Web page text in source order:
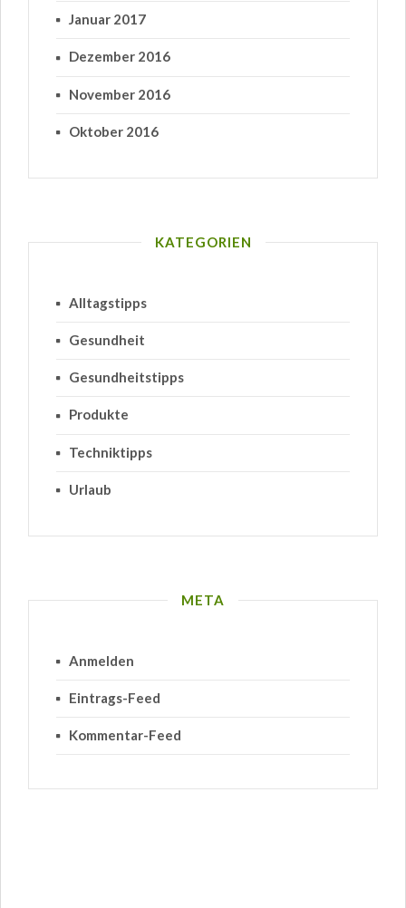
Januar 2017
Dezember 2016
November 2016
Oktober 2016
KATEGORIEN
Alltagstipps
Gesundheit
Gesundheitstipps
Produkte
Techniktipps
Urlaub
META
Anmelden
Eintrags-Feed
Kommentar-Feed